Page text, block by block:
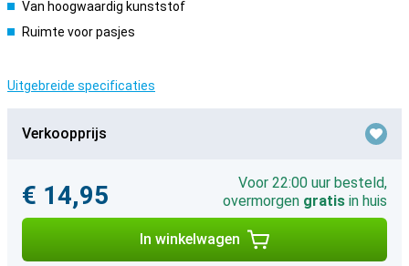
Van hoogwaardig kunststof
Ruimte voor pasjes
Uitgebreide specificaties
Verkoopprijs
€ 14,95
Voor 22:00 uur besteld,
overmorgen gratis in huis
In winkelwagen